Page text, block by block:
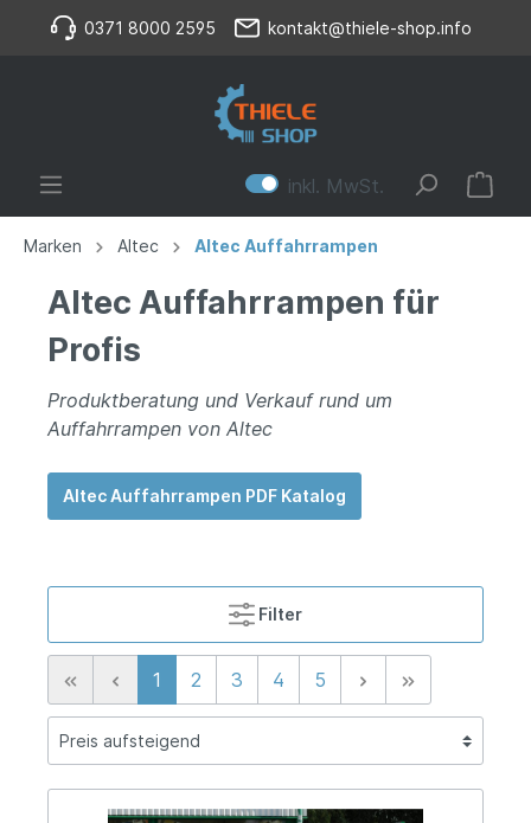
0371 8000 2595 kontakt@thiele-shop.info
inkl. MwSt.
Marken Altec Altec Auffahrrampen
Altec Auffahrrampen für
Profis
Produktberatung und Verkauf rund um
Auffahrrampen von Altec
Altec Auffahrrampen PDF Katalog
Filter
1 2 3 4 5